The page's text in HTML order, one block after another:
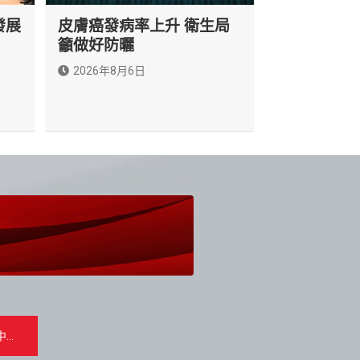
展
皮膚癌發病率上升 衛生局
籲做好防曬
2026年8月6日